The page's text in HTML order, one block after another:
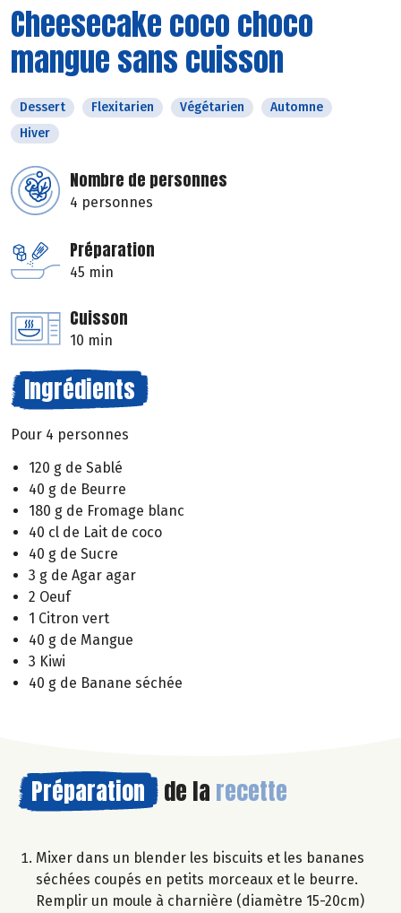
Cheesecake coco choco
mangue sans cuisson
Dessert Flexitarien Végétarien
Automne
Hiver
Nombre de personnes
4 personnes
Préparation
45 min
Cuisson
10 min
Ingrédients
Pour 4 personnes
120 g de Sablé
40 g de Beurre
180 g de Fromage blanc
40 cl de Lait de coco
40 g de Sucre
3 g de Agar agar
2 Oeuf
1 Citron vert
40 g de Mangue
3 Kiwi
40 g de Banane séchée
Préparation de la recette
Mixer dans un blender les biscuits et les bananes
séchées coupés en petits morceaux et le beurre.
Remplir un moule à charnière (diamètre 15-20cm)